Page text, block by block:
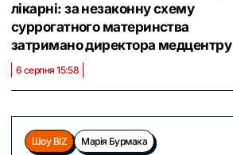
лікарні: за незаконну схему
суррогатного материнства
затримано директора медцентру
6 серпня 15:58
Шоу BIZ Марія Бурмака